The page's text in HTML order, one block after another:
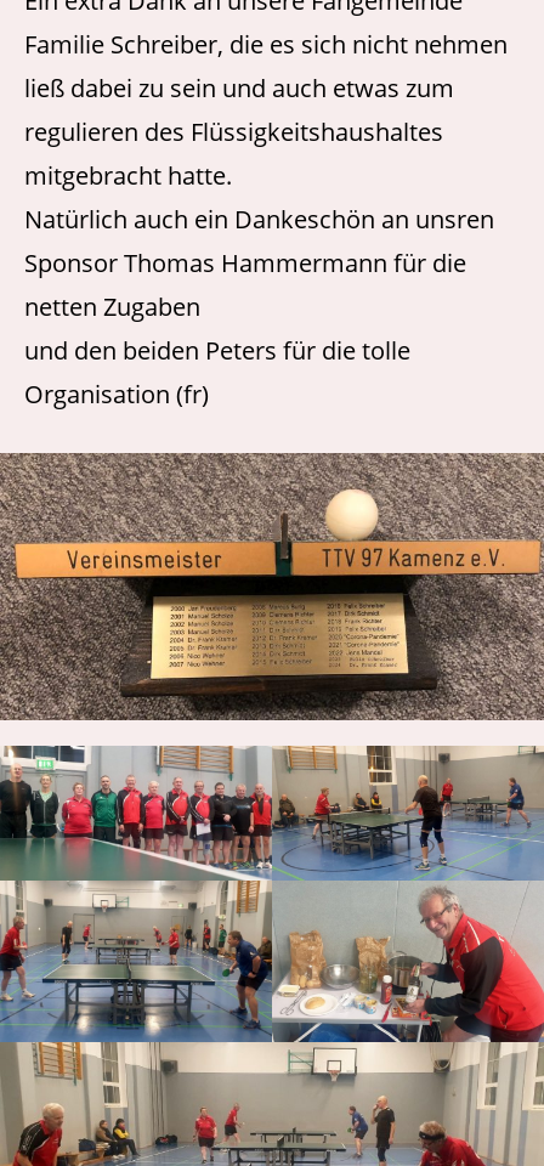
Familie Schreiber, die es sich nicht nehmen
ließ dabei zu sein und auch etwas zum
regulieren des Flüssigkeitshaushaltes
mitgebracht hatte.
Natürlich auch ein Dankeschön an unsren
Sponsor Thomas Hammermann für die
netten Zugaben
und den beiden Peters für die tolle
Organisation (fr)